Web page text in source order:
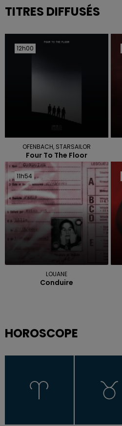
TITRES DIFFUSÉS
12h00
12h00
OFENBACH, STARSAILOR
Four To The Floor
11h54
11h54
LOUANE
Conduire
HOROSCOPE